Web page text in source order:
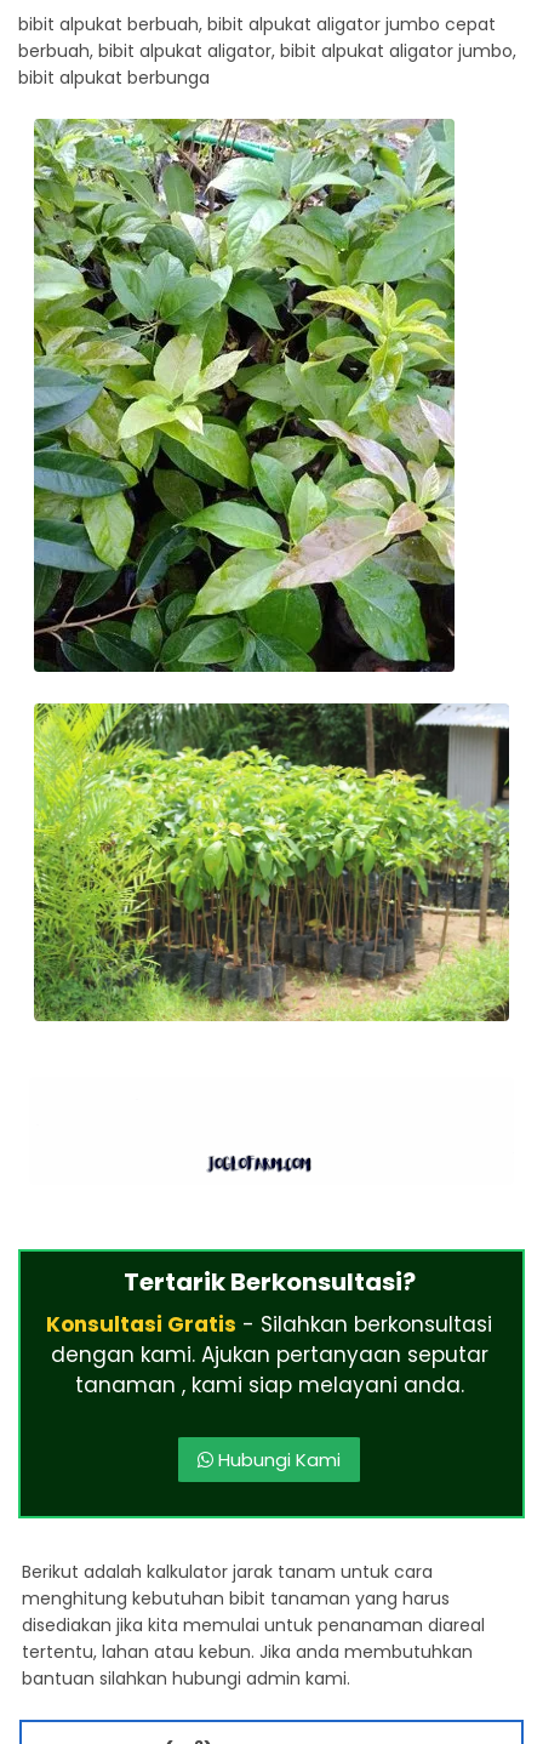
bibit alpukat berbuah, bibit alpukat aligator jumbo cepat
berbuah, bibit alpukat aligator, bibit alpukat aligator jumbo,
bibit alpukat berbunga
Tertarik Berkonsultasi?
Konsultasi Gratis - Silahkan berkonsultasi
dengan kami. Ajukan pertanyaan seputar
tanaman , kami siap melayani anda.
Hubungi Kami
Berikut adalah kalkulator jarak tanam untuk cara
menghitung kebutuhan bibit tanaman yang harus
disediakan jika kita memulai untuk penanaman diareal
tertentu, lahan atau kebun. Jika anda membutuhkan
bantuan silahkan hubungi admin kami.